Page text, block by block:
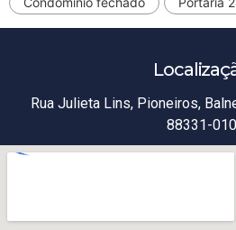
Rua Julieta Lins, Pioneiros,
88331-010